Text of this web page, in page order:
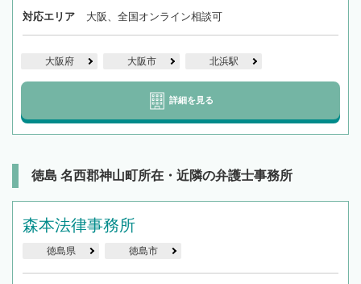
対応エリア 大阪、全国オンライン相談可
大阪府 大阪市 北浜駅
詳細を見る
徳島 名西郡神山町所在・近隣の弁護士事務所
森本法律事務所
徳島県 徳島市